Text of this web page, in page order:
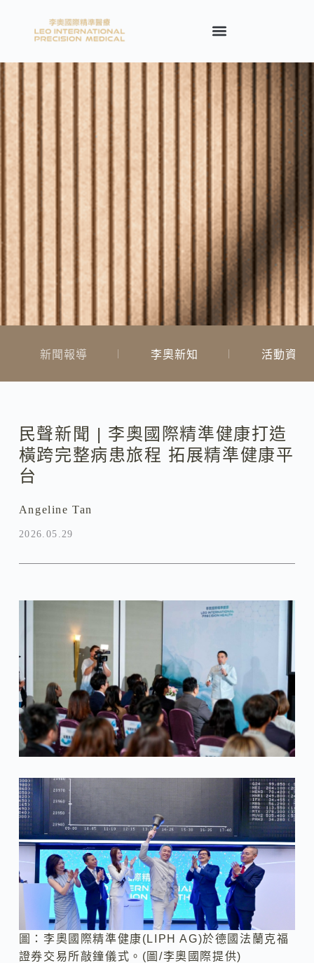
新聞報導 李奧新知 活動資訊
民聲新聞 | 李奧國際精準健康打造
橫跨完整病患旅程 拓展精準健康平
台
Angeline Tan
2026.05.29
圖：李奧國際精準健康(LIPH AG)於德國法蘭克福
證券交易所敲鐘儀式。(圖/李奧國際提供)